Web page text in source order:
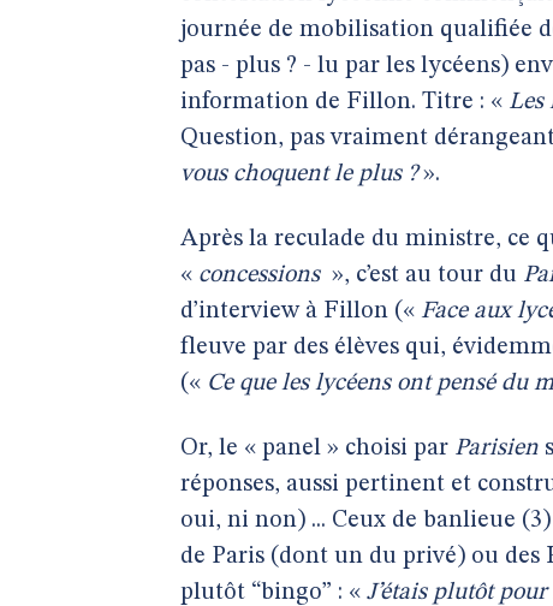
journée de mobilisation qualifiée
pas - plus ? - lu par les lycéens)
information de Fillon. Titre : « Les
Question, pas vraiment
vous choquent le plus ?».
Après la reculade du ministre, ce
« concessions », c’est au tour du
d’interview à Fillon (« Face aux
fleuve par des élèves qui,
(« Ce que les lycéens ont pensé du
Or, le « panel » choisi par Parisien
réponses, aussi pertinent et
oui, ni non) ... Ceux de banlieue
de Paris (dont un du privé) ou des
plutôt “bingo” : « J’étais plutôt